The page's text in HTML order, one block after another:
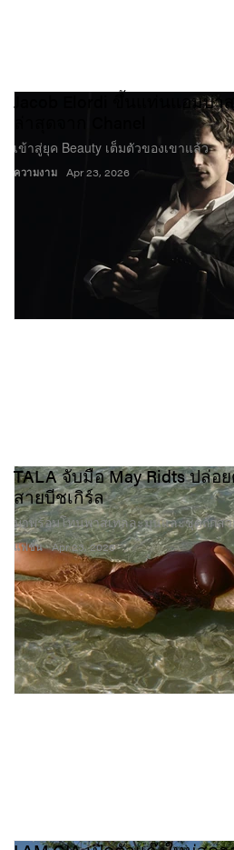
ความงาม
Jacob Elordi ขึ้นแท่นแอมบา
เข้าสู่ยุค Beauty เต็มตัวของเขาแล้ว
Apr 23, 2026
แฟชั่น
TALA จับมือ May Ridts ปล่อ
สายบีชเกิร์ล
มาพร้อมโทนพาสเทลละมุนและชุดถักส
Apr 23, 2026